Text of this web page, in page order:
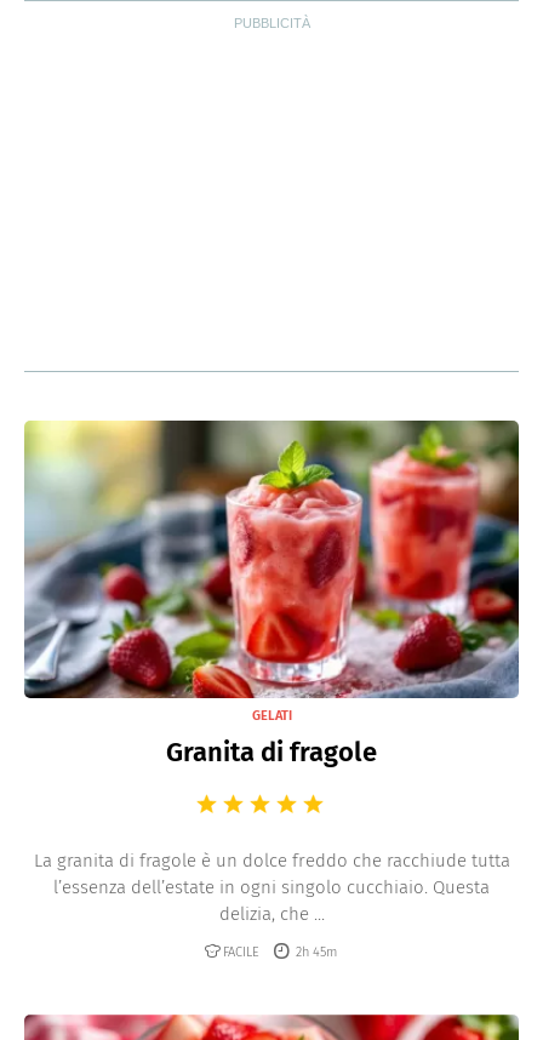
GELATI
Granita di fragole
La granita di fragole è un dolce freddo che racchiude tutta
l’essenza dell’estate in ogni singolo cucchiaio. Questa
delizia, che ...
FACILE 2h 45m